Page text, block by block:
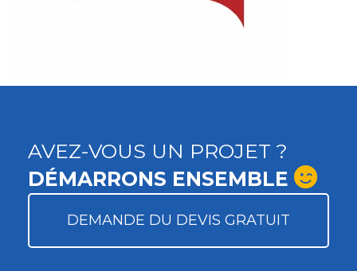
AVEZ-VOUS UN PROJET ?
DÉMARRONS ENSEMBLE
DEMANDE DU DEVIS GRATUIT